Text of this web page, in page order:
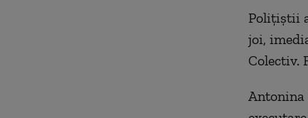
Polițiștii
joi,
Colectiv.
Antonina